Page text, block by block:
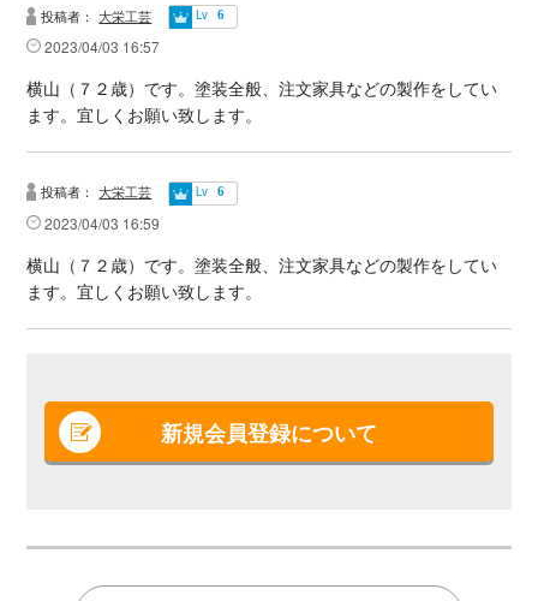
投稿者： 大栄工芸 Lv 6
2023/04/03 16:57
横山（７２歳）です。塗装全般、注文家具などの製作をしてい
ます。宜しくお願い致します。
投稿者： 大栄工芸 Lv 6
2023/04/03 16:59
横山（７２歳）です。塗装全般、注文家具などの製作をしてい
ます。宜しくお願い致します。
新規会員登録について